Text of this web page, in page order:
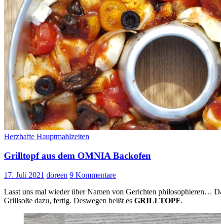
Herzhafte Hauptmahlzeiten
Grilltopf aus dem OMNIA Backofen
17. Juli 2021 doreen 9 Kommentare
Lasst uns mal wieder über Namen von Gerichten philosophieren…
Grillsoße dazu, fertig. Deswegen heißt es GRILLTOPF.